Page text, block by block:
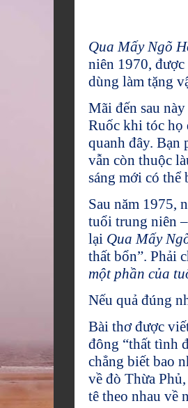
Qua Mấy Ngõ
niên 1970,
dùng làm tặng
Mãi đến sau
Ruốc khi tóc họ
quanh đây. Bạn
vẫn còn thuộc
sáng mới có thể
Sau năm 1975,
tuổi trung niên
lại Qua Mấy
thất bổn”. Phải
một phần của
Nếu quả đúng
Bài thơ được
đông “thất tình
chẳng biết bao
về đò Thừa
tê theo nhau về